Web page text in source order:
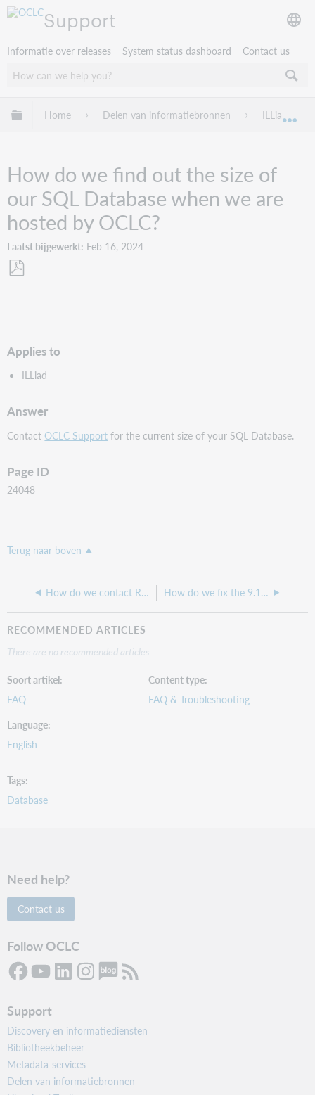
Support
Informatie over releases System status dashboard Contact us
Mondiale hiërarchie uitvouwen / samenvouwen
Home Delen van informatiebronnen ILLiad
How do we find out the size of
our SQL Database when we are
hosted by OCLC?
Laatst bijgewerkt Feb 16, 2024
Applies to
ILLiad
Answer
ContactOCLC Support for the current size of your SQL Database.
Page ID
24048
Terug naar boven
How do we contact RAPID for ILLiad questions? How do we fix the 9.1 Web pages notes field that is showing an incorrect time?
RECOMMENDED ARTICLES
There are no recommended articles.
Soort artikel
FAQ
Content type
FAQ & Troubleshooting
Language
English
Tags
Database
Need help?
Contact us
Follow OCLC
Support
Discovery en informatiediensten
Bibliotheekbeheer
Metadata-services
Delen van informatiebronnen